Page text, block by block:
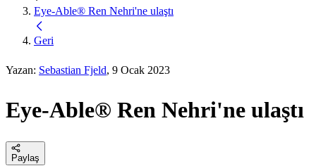
Eye-Able® Ren Nehri'ne ulaştı
Geri
Yazan: Sebastian Fjeld, 9 Ocak 2023
Eye-Able® Ren Nehri'ne ulaştı
Paylaş